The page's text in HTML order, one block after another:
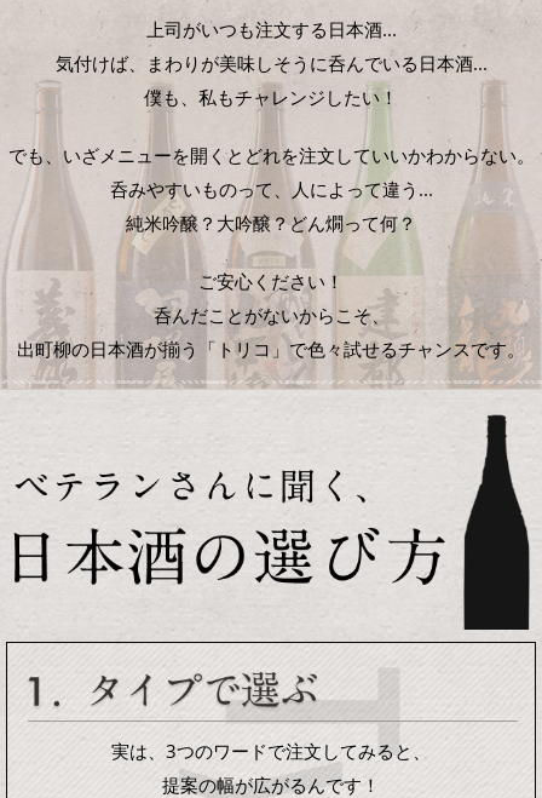
上司がいつも注文する日本酒...
気付けば、まわりが美味しそうに呑んでいる日本酒...
僕も、私もチャレンジしたい！
でも、いざメニューを開くとどれを注文していいかわからない。
呑みやすいものって、人によって違う...
純米吟醸？大吟醸？どん燗って何？
ご安心ください！
呑んだことがないからこそ、
出町柳の日本酒が揃う「トリコ」で色々試せるチャンスです。
実は、3つのワードで注文してみると、
提案の幅が広がるんです！